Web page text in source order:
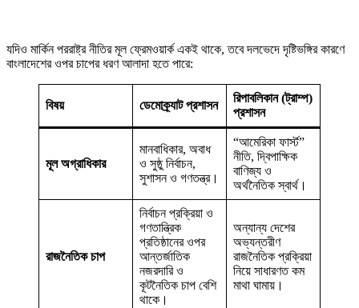
যদিও মার্কিন পররাষ্ট্র নীতির মূল ফ্রেমওয়ার্ক একই থাকে, তবে দলভেদে দৃষ্টিভঙ্গির কারণে
বাংলাদেশের ওপর চাপের ধরণ আলাদা হতে পারে:
বিষয় ডেমোক্র্যাট প্রশাসন
রিপাবলিকান (ট্রাম্প)
প্রশাসন
মূল অগ্রাধিকার
মানবাধিকার, অবাধ
ও সুষ্ঠু নির্বাচন,
সুশাসন ও গণতন্ত্র।
“আমেরিকা ফার্স্ট”
নীতি, দ্বিপাক্ষিক
বাণিজ্য ও
অর্থনৈতিক স্বার্থ।
রাজনৈতিক চাপ
নির্বাচন প্রক্রিয়া ও
গণতান্ত্রিক
প্রতিষ্ঠানের ওপর
আন্তর্জাতিক
নজরদারি ও
কূটনৈতিক চাপ বেশি
থাকে।
অন্যান্য দেশের
অভ্যন্তরীণ
রাজনৈতিক প্রক্রিয়া
নিয়ে সাধারণত কম
মাথা ঘামায়।